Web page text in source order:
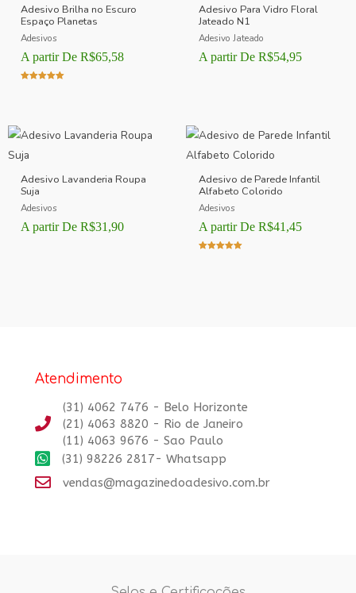
Adesivo Brilha no Escuro
Espaço Planetas
Adesivos
A partir De R$65,58
Adesivo Para Vidro Floral
Jateado N1
Adesivo Jateado
A partir De R$54,95
Adesivo Lavanderia Roupa
Suja
Adesivos
A partir De R$31,90
Adesivo de Parede Infantil
Alfabeto Colorido
Adesivos
A partir De R$41,45
Atendimento
(31) 4062 7476 - Belo Horizonte
(21) 4063 8820 - Rio de Janeiro
(11) 4063 9676 - Sao Paulo
(31) 98226 2817- Whatsapp
vendas@magazinedoadesivo.com.br